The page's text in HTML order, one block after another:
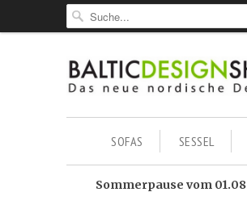
SOFAS SESSEL
Sommerpause vom